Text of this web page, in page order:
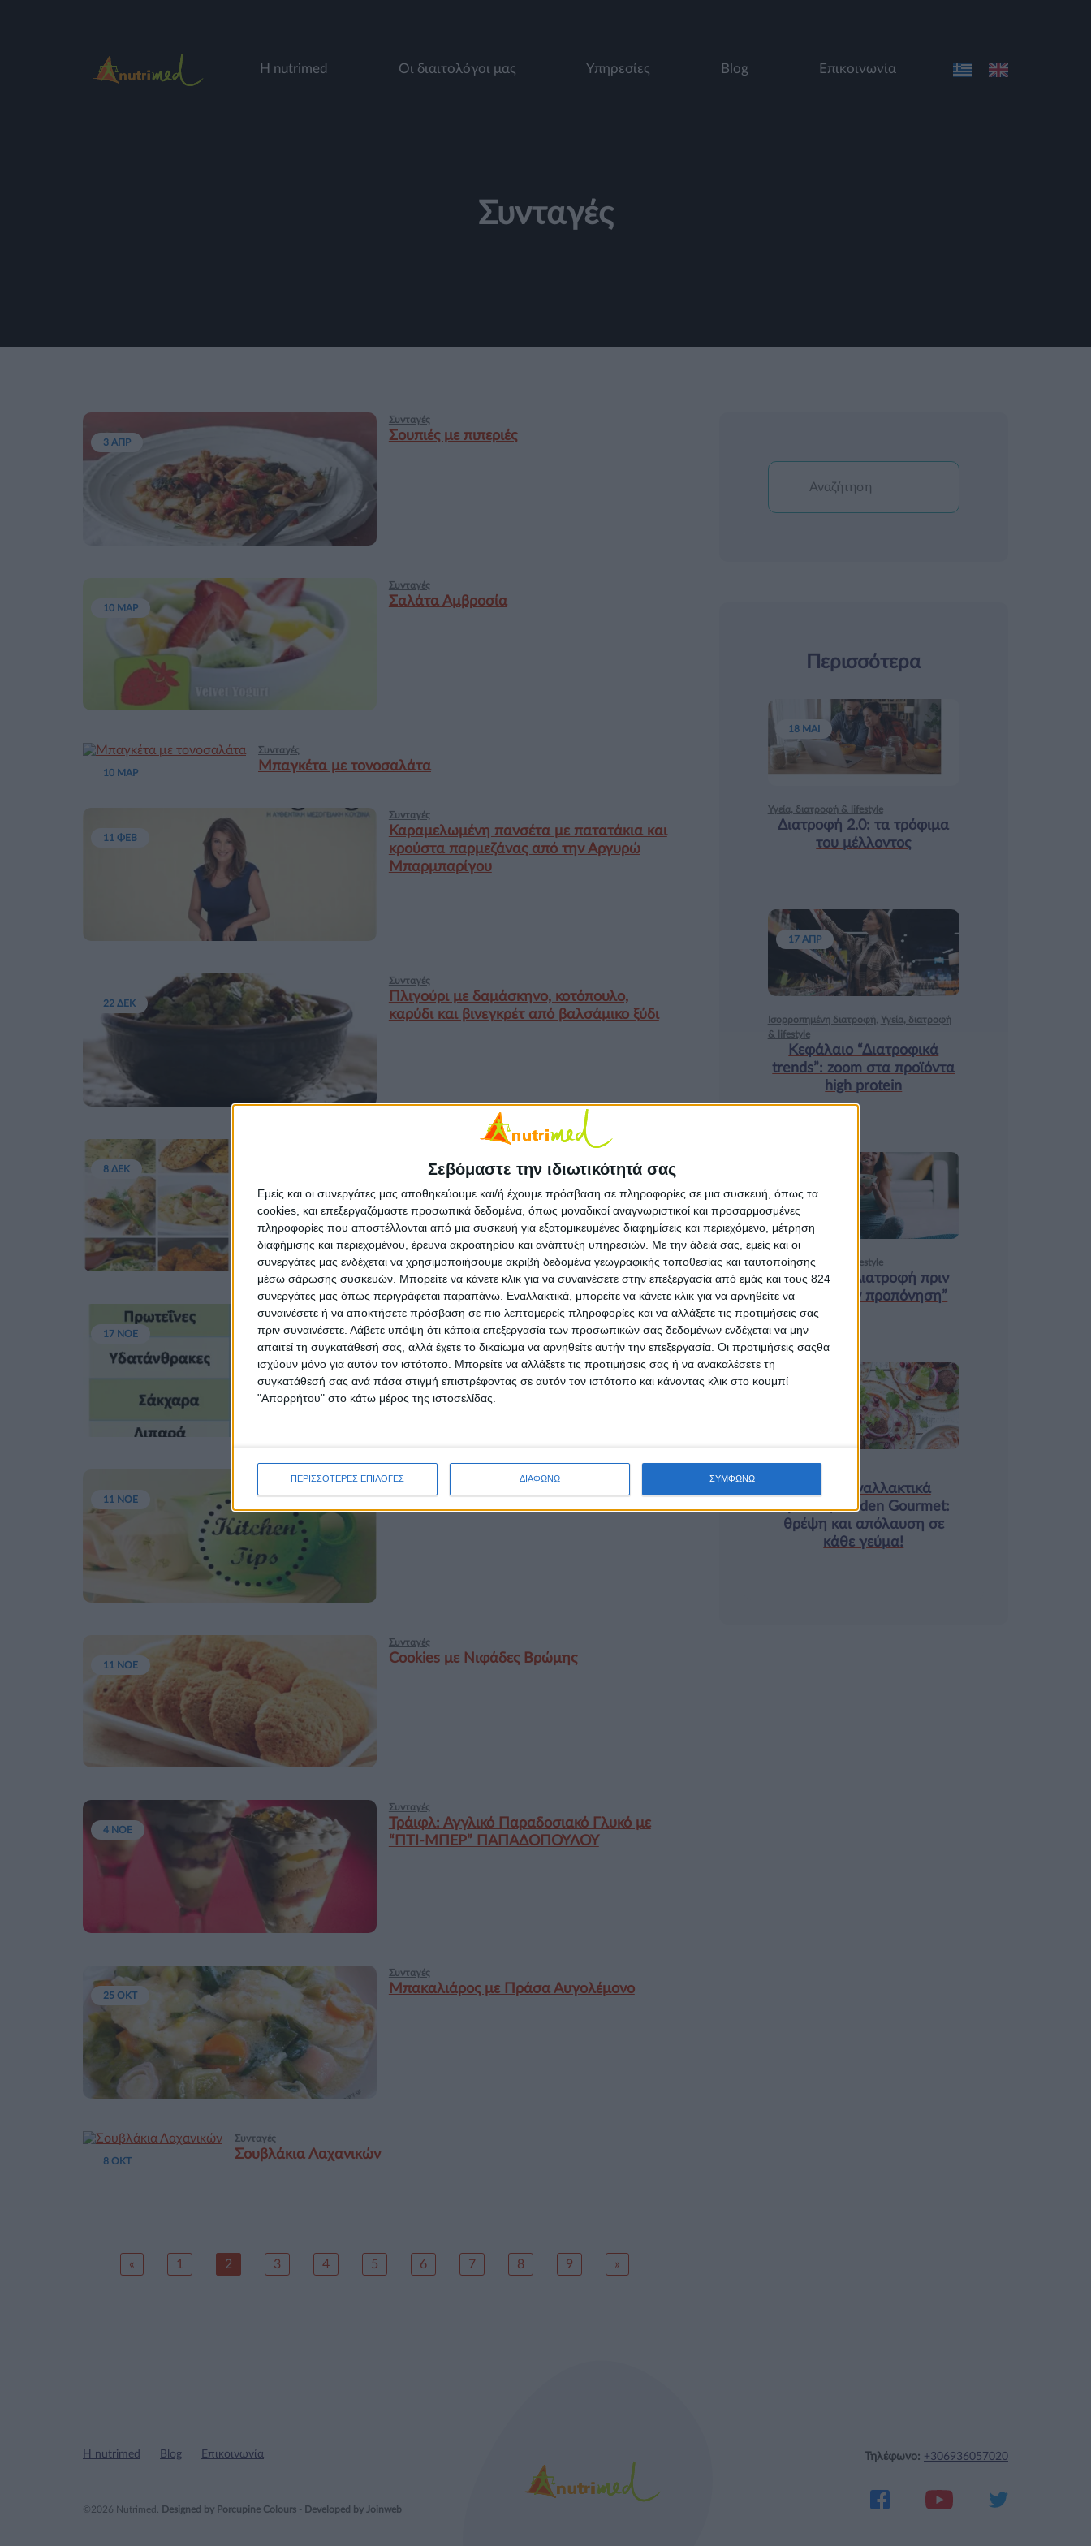
Σεβόμαστε την ιδιωτικότητά σας
Εμείς και οι συνεργάτες μας αποθηκεύουμε και/ή έχουμε πρόσβαση σε πληροφορίες σε μια συσκευή, όπως τα
cookies, και επεξεργαζόμαστε προσωπικά δεδομένα, όπως μοναδικοί αναγνωριστικοί και προσαρμοσμένες
πληροφορίες που αποστέλλονται από μια συσκευή για εξατομικευμένες διαφημίσεις και περιεχόμενο, μέτρηση
διαφήμισης και περιεχομένου, έρευνα ακροατηρίου και ανάπτυξη υπηρεσιών. Με την άδειά σας, εμείς και οι
συνεργάτες μας ενδέχεται να χρησιμοποιήσουμε ακριβή δεδομένα γεωγραφικής τοποθεσίας και ταυτοποίησης
μέσω σάρωσης συσκευών. Μπορείτε να κάνετε κλικ για να συναινέσετε στην επεξεργασία από εμάς και τους 824
συνεργάτες μας όπως περιγράφεται παραπάνω. Εναλλακτικά, μπορείτε να κάνετε κλικ για να αρνηθείτε να
συναινέσετε ή να αποκτήσετε πρόσβαση σε πιο λεπτομερείς πληροφορίες και να αλλάξετε τις προτιμήσεις σας
πριν συναινέσετε. Λάβετε υπόψη ότι κάποια επεξεργασία των προσωπικών σας δεδομένων ενδέχεται να μην
απαιτεί τη συγκατάθεσή σας, αλλά έχετε το δικαίωμα να αρνηθείτε αυτήν την επεξεργασία. Οι προτιμήσεις σαςθα
ισχύουν μόνο για αυτόν τον ιστότοπο. Μπορείτε να αλλάξετε τις προτιμήσεις σας ή να ανακαλέσετε τη
συγκατάθεσή σας ανά πάσα στιγμή επιστρέφοντας σε αυτόν τον ιστότοπο και κάνοντας κλικ στο κουμπί
"Απορρήτου" στο κάτω μέρος της ιστοσελίδας.
ΠΕΡΙΣΣΟΤΕΡΕΣ ΕΠΙΛΟΓΕΣ ΔΙΑΦΩΝΩ ΣΥΜΦΩΝΩ
Η nutrimed Οι διαιτολόγοι μας Υπηρεσίες Blog Επικοινωνία
Συνταγές
Συνταγές
Σουπιές με πιπεριές
3 ΑΠΡ
Συνταγές
Σαλάτα Αμβροσία
10 ΜΑΡ
Συνταγές
Μπαγκέτα με τονοσαλάτα
10 ΜΑΡ
Συνταγές
Καραμελωμένη πανσέτα με πατατάκια και
κρούστα παρμεζάνας από την Αργυρώ
Μπαρμπαρίγου
11 ΦΕΒ
Συνταγές
Πλιγούρι με δαμάσκηνο, κοτόπουλο,
καρύδι και βινεγκρέτ από βαλσάμικο ξύδι
22 ΔΕΚ
Συνταγές με κοτόπουλο και η διατροφική
τους αξία
8 ΔΕΚ
Συνταγές
Συνταγή για Μωσαϊκό!
17 ΝΟΕ
Συνταγές
Μυστικά στην κουζίνα
11 ΝΟΕ
Συνταγές
Cookies με Νιφάδες Βρώμης
11 ΝΟΕ
Συνταγές
Τράιφλ: Αγγλικό Παραδοσιακό Γλυκό με
“ΠΤΙ-ΜΠΕΡ” ΠΑΠΑΔΟΠΟΥΛΟΥ
4 ΝΟΕ
Συνταγές
Μπακαλιάρος με Πράσα Αυγολέμονο
25 ΟΚΤ
Συνταγές
Σουβλάκια Λαχανικών
8 ΟΚΤ
« 1 2 3 4 5 6 7 8 9 »
Περισσότερα
Υγεία, διατροφή & lifestyle
Διατροφή 2.0: τα τρόφιμα
του μέλλοντος
18 ΜΑΙ
Ισορροπημένη διατροφή, Υγεία, διατροφή
& lifestyle
Κεφάλαιο “Διατροφικά
trends”: zoοm στα προϊόντα
high protein
17 ΑΠΡ
Υγεία, διατροφή & lifestyle
Κεφάλαιο “Διατροφή πριν
και μετά την προπόνηση”
Φυτικά Εναλλακτικά
Κρέατος Garden Gourmet:
θρέψη και απόλαυση σε
κάθε γεύμα!
Η nutrimed Blog Επικοινωνία
©2026 Nutrimed. Designed by Porcupine Colours - Developed by Joinweb
Τηλέφωνο: +306936057020